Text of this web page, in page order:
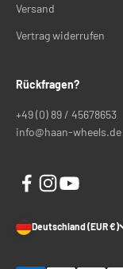
Versand
Vertrag widerrufen
Rückfragen?
+49 (0) 89 / 45678653
info@haan-wheels.de
Deutschland (EUR €)